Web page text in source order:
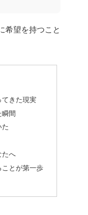
希望を持つこと
てきた現実
瞬間
たへ
ことが第一歩